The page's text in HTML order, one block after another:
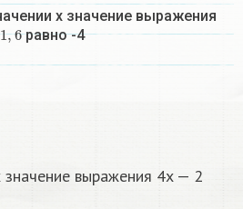
х значение выражения
1, равно -4
значение выражения 4x — 2